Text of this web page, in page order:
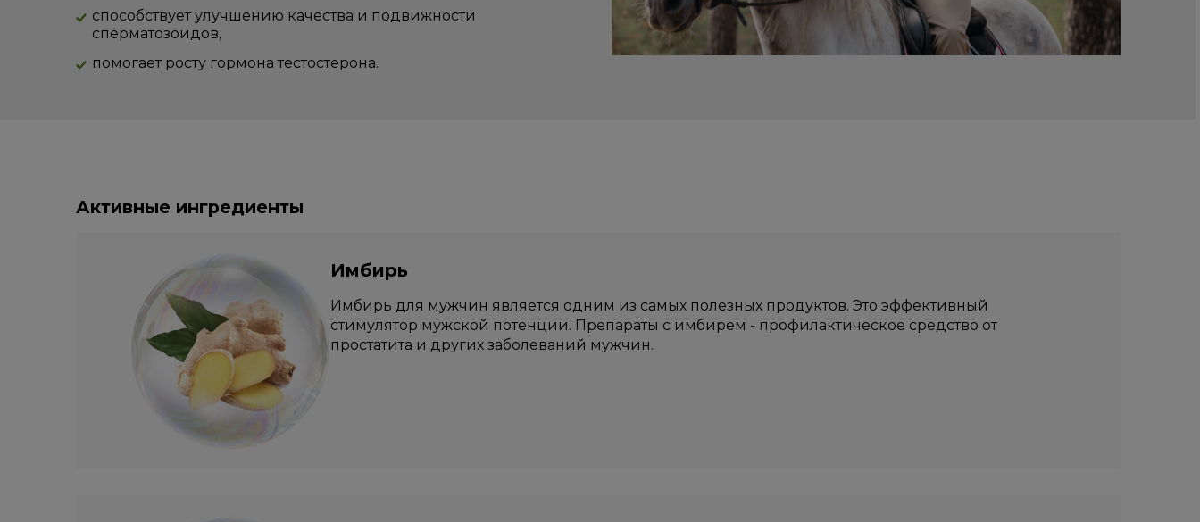
способствует улучшению качества и подвижности
сперматозоидов,
помогает росту гормона тестостерона.
Активные ингредиенты
Имбирь
Имбирь для мужчин является одним из самых полезных продуктов. Это эффективный
стимулятор мужской потенции. Препараты с имбирем - профилактическое средство от
простатита и других заболеваний мужчин.